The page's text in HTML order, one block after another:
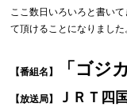
ここ数日いろいろと書い
て頂けることになりました
【番組名】 「ゴジ
【放送局】 ＪＲＴ四